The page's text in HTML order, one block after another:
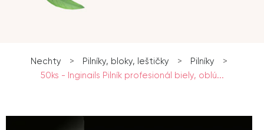
Nechty > Pilníky, bloky, leštičky > Pilníky
>
50ks - Inginails Pilník profesionál biely, oblú...